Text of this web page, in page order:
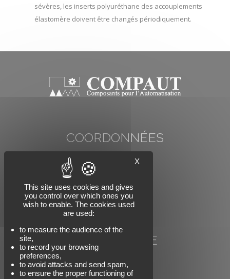
sévères, les inserts polyuréthane des accouplements
élastomère doivent être changés périodiquement.
COORDONNÉES
78 rue Carnot
74000 ANNECY
Tél : +33 (0)4 50 57 07 91
Email : info@compaut.com
NOUS SUIVRE
X
This site uses cookies and gives
you control over which ones you
wish to enable. The cookies used
are used:
to measure the audience of the
site,
to record your browsing
preferences,
to avoid attacks and send spam,
to ensure the proper functioning of